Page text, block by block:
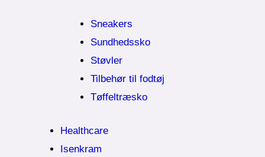
Sneakers
Sundhedssko
Støvler
Tilbehør til fodtøj
Tøffeltræsko
Healthcare
Isenkram